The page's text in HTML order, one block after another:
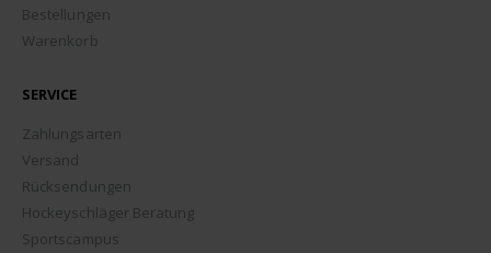
Bestellungen
Warenkorb
SERVICE
Zahlungsarten
Versand
Rücksendungen
Hockeyschläger Beratung
Sportscampus